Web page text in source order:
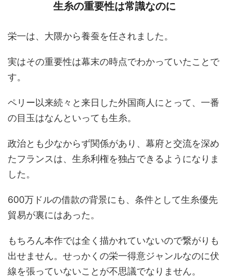
生糸の重要性は常識なのに
栄一は、大隈から養蚕を任されました。
実はその重要性は幕末の時点でわかっていたことで
す。
ペリー以来続々と来日した外国商人にとって、一番
の目玉はなんといっても生糸。
政治とも少なからず関係があり、幕府と交流を深め
たフランスは、生糸利権を独占できるようになりま
した。
600万ドルの借款の背景にも、条件として生糸優先
貿易が裏にはあった。
もちろん本作では全く描かれていないので繋がりも
出せません。せっかくの栄一得意ジャンルなのに伏
線を張っていないことが不思議でなりません。